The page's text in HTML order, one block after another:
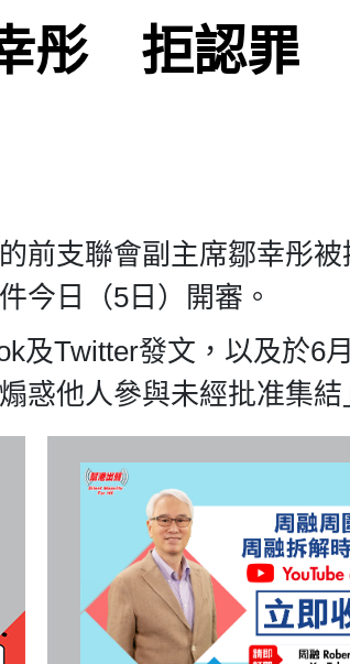
彤 拒認罪
前支聯會副主席鄒幸彤被
今日（5日）開審。
及Twitter發文，以及於6
惑他人參與未經批准集結